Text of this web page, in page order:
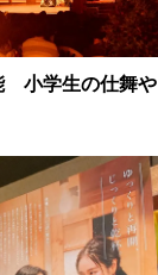
小学生の仕舞や